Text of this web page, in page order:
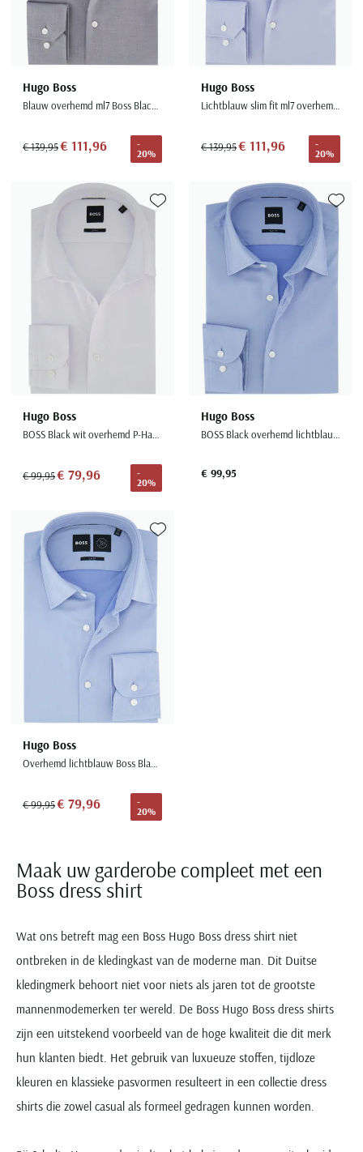
Hugo Boss
Blauw overhemd ml7 Boss Black slim fit katoen
€ 139,95€ 111,96
-
20%
Hugo Boss
Lichtblauw slim fit ml7 overhemd Boss Black katoen
€ 139,95€ 111,96
-
20%
Hugo Boss
BOSS Black wit overhemd P-Hank jersey stretch slim fit
€ 99,95€ 79,96
-
20%
Toevoegen aan favorieten
Hugo Boss
BOSS Black overhemd lichtblauw P-Hank slim fit zakelijk
€ 99,95
Hugo Boss
Overhemd lichtblauw Boss Black P-Hank semi-wide collar
€ 99,95€ 79,96
-
20%
Maak uw garderobe compleet met een
Boss dress shirt
Wat ons betreft mag een Boss Hugo Boss dress shirt niet
ontbreken in de kledingkast van de moderne man. Dit Duitse
kledingmerk behoort niet voor niets als jaren tot de grootste
mannenmodemerken ter wereld. De Boss Hugo Boss dress shirts
zijn een uitstekend voorbeeld van de hoge kwaliteit die dit merk
hun klanten biedt. Het gebruik van luxueuze stoffen, tijdloze
kleuren en klassieke pasvormen resulteert in een collectie dress
shirts die zowel casual als formeel gedragen kunnen worden.